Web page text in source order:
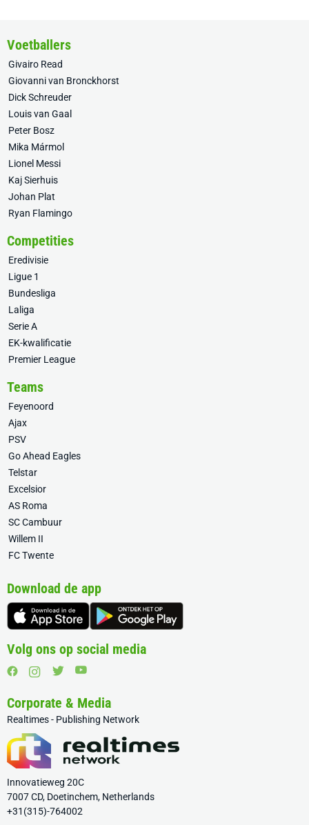
Voetballers
Givairo Read
Giovanni van Bronckhorst
Dick Schreuder
Louis van Gaal
Peter Bosz
Mika Mármol
Lionel Messi
Kaj Sierhuis
Johan Plat
Ryan Flamingo
Competities
Eredivisie
Ligue 1
Bundesliga
Laliga
Serie A
EK-kwalificatie
Premier League
Teams
Feyenoord
Ajax
PSV
Go Ahead Eagles
Telstar
Excelsior
AS Roma
SC Cambuur
Willem II
FC Twente
Download de app
Volg ons op social media
Corporate & Media
Realtimes - Publishing Network
Innovatieweg 20C
7007 CD, Doetinchem, Netherlands
+31(315)-764002